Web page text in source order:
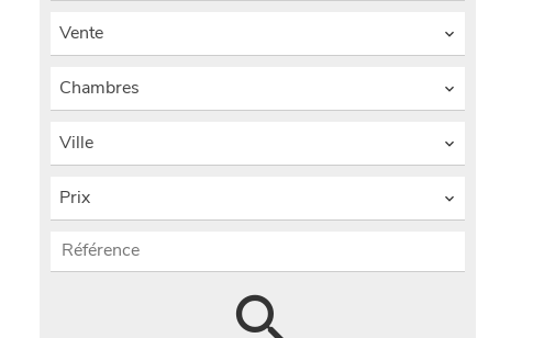
Vente
Chambres
Ville
Prix